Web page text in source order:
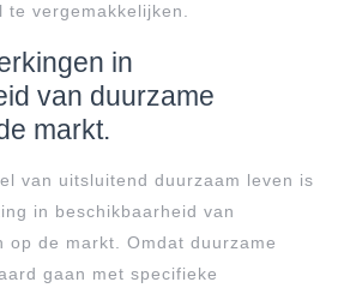
vergemakkelijken.
in
van duurzame
markt.
van uitsluitend duurzaam leven is
in beschikbaarheid van
op de markt. Omdat duurzame
gaan met specifieke